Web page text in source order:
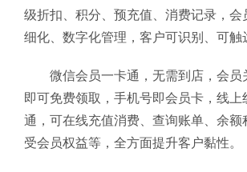
级折扣、积分、预充值、消费记录，会
细化、数字化管理，客户可识别、可触
微信会员一卡通，无需到店，会员
即可免费领取，手机号即会员卡，线上
通，可在线充值消费、查询账单、余额
受会员权益等，全方面提升客户黏性。